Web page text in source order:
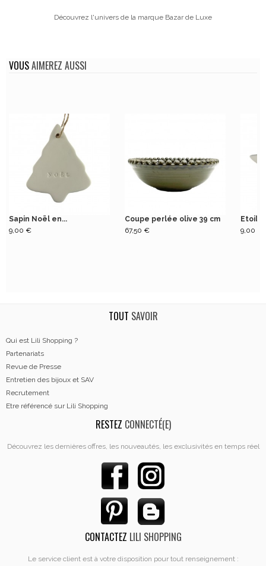
Découvrez l'univers de la marque Bazar de Luxe
VOUSAIMEREZ AUSSI
Sapin Noël en...
9,00 €
Coupe perlée olive 39 cm
67,50 €
Etoile
9,00 €
TOUT SAVOIR
Qui est Lili Shopping ?
Partenariats
Revue de Presse
Entretien des bijoux et SAV
Recrutement
Etre référencé sur Lili Shopping
RESTEZ CONNECTÉ(E)
Découvrez les dernières offres, les nouveautés, les exclusivités en temps réel
CONTACTEZ LILI SHOPPING
Le service client est à votre disposition pour tout renseignement :